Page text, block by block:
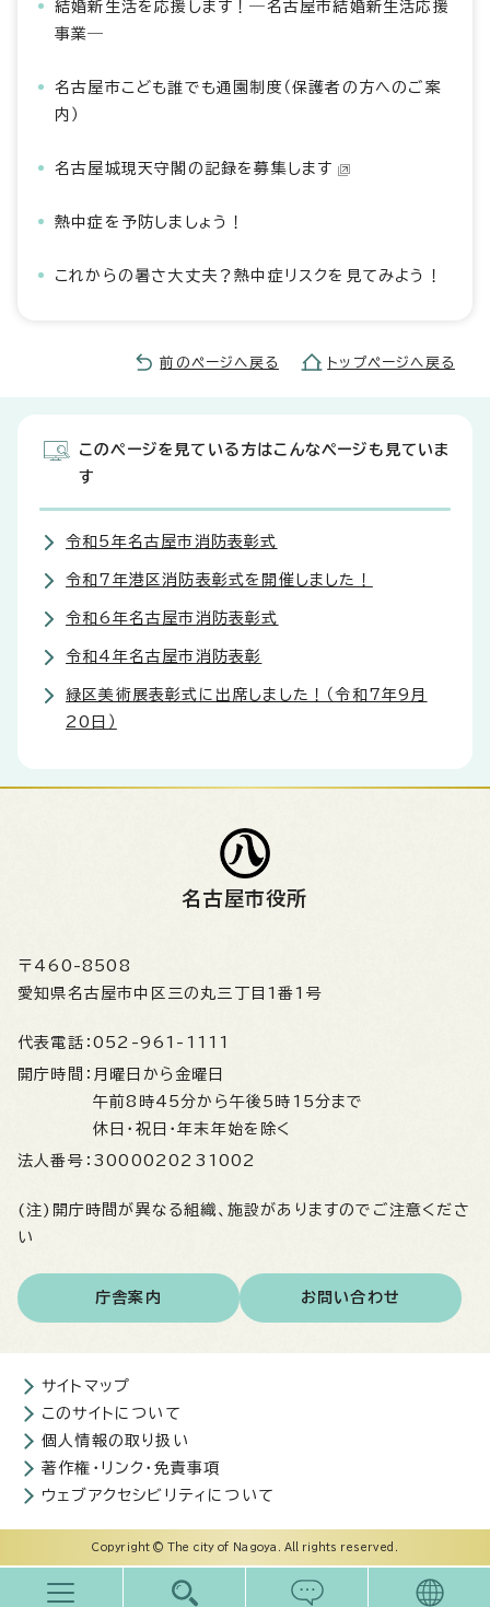
結婚新生活を応援します！―名古屋市結婚新生活応援
事業―
名古屋市こども誰でも通園制度（保護者の方へのご案
内）
名古屋城現天守閣の記録を募集します
熱中症を予防しましょう！
これからの暑さ大丈夫？熱中症リスクを見てみよう！
前のページへ戻る トップページへ戻る
このページを見ている方はこんなページも見ていま
す
令和5年名古屋市消防表彰式
令和7年港区消防表彰式を開催しました！
令和6年名古屋市消防表彰式
令和4年名古屋市消防表彰
緑区美術展表彰式に出席しました！（令和7年9月
20日）
名古屋市役所
〒460-8508
愛知県名古屋市中区三の丸三丁目1番1号
代表電話： 052-961-1111
開庁時間： 月曜日から金曜日
午前8時45分から午後5時15分まで
休日・祝日・年末年始を除く
法人番号： 3000020231002
(注)開庁時間が異なる組織、施設がありますのでご注意くださ
い
庁舎案内 お問い合わせ
サイトマップ
このサイトについて
個人情報の取り扱い
著作権・リンク・免責事項
ウェブアクセシビリティについて
Copyright © The city of Nagoya. All rights reserved.